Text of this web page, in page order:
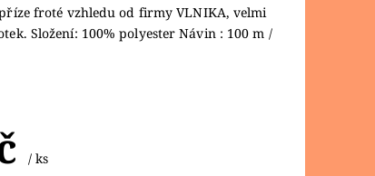
froté vzhledu od firmy VLNIKA, velmi
Složení: 100% polyester Návin : 100 m /
/ ks